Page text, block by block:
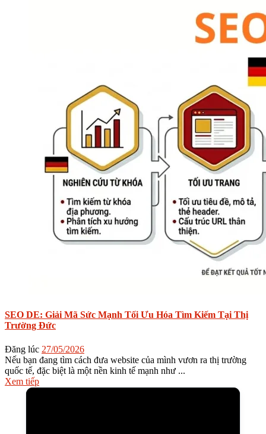
SEO DE: Giải Mã Sức Mạnh Tối Ưu Hóa Tìm Kiếm Tại Thị
Trường Đức
Đăng lúc 27/05/2026
Nếu bạn đang tìm cách đưa website của mình vươn ra thị trường
quốc tế, đặc biệt là một nền kinh tế mạnh như ...
Xem tiếp